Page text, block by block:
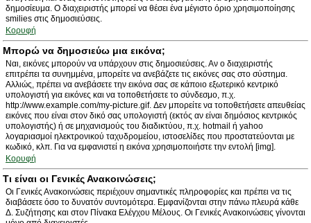
δημοσίευμα. Ο διαχειριστής μπορεί να θέσει ένα μέγιστο όριο χρησιμοποίησης
smilies στις δημοσιεύσεις.
Κορυφή
Μπορώ να δημοσιεύω μια εικόνα;
Ναι, εικόνες μπορούν να υπάρχουν στις δημοσιεύσεις. Αν ο διαχειριστής
επιτρέπει τα συνημμένα, μπορείτε να ανεβάζετε τις εικόνες σας στο σύστημα.
Αλλιώς, πρέπει να ανεβάσετε την εικόνα σας σε κάποιο εξωτερικό κεντρικό
υπολογιστή για εικόνες και να τοποθετήσετε το σύνδεσμο, π.χ.
http://www.example.com/my-picture.gif. Δεν μπορείτε να τοποθετήσετε απευθείας
εικόνες που είναι στον δικό σας υπολογιστή (εκτός αν είναι δημόσιος κεντρικός
υπολογιστής) ή σε μηχανισμούς του διαδικτύου, π.χ. hotmail ή yahoo
λογαριασμοί ηλεκτρονικού ταχυδρομείου, ιστοσελίδες που προστατεύονται με
κωδικό, κλπ. Για να εμφανιστεί η εικόνα χρησιμοποιήστε την εντολή [img].
Κορυφή
Τι είναι οι Γενικές Ανακοινώσεις;
Οι Γενικές Ανακοινώσεις περιέχουν σημαντικές πληροφορίες και πρέπει να τις
διαβάσετε όσο το δυνατόν συντομότερα. Εμφανίζονται στην πάνω πλευρά κάθε
Δ. Συζήτησης και στον Πίνακα Ελέγχου Μέλους. Οι Γενικές Ανακοινώσεις γίνονται